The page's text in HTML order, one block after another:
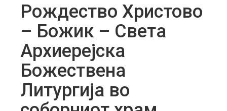
Рождество Христово
– Божик – Света
Архиерејска
Божествена
Литургија во